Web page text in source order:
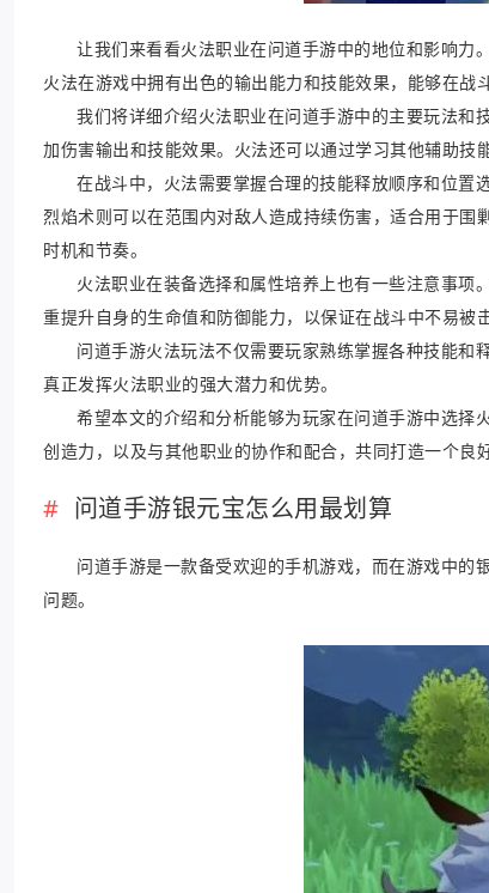
让我们来看看火法职业在问道手游中的地位和影响力
火法在游戏中拥有出色的输出能力和技能效果，能够在战
我们将详细介绍火法职业在问道手游中的主要玩法和
加伤害输出和技能效果。火法还可以通过学习其他辅助技
在战斗中，火法需要掌握合理的技能释放顺序和位置
烈焰术则可以在范围内对敌人造成持续伤害，适合用于
时机和节奏。
火法职业在装备选择和属性培养上也有一些注意事
重提升自身的生命值和防御能力，以保证在战斗中不易被
问道手游火法玩法不仅需要玩家熟练掌握各种技能
真正发挥火法职业的强大潜力和优势。
希望本文的介绍和分析能够为玩家在问道手游中选择
创造力，以及与其他职业的协作和配合，共同打造一个良
问道手游银元宝怎么用最划算
问道手游是一款备受欢迎的手机游戏，而在游戏中
问题。